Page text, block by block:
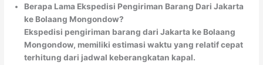
Berapa Lama Ekspedisi Pengiriman Barang Dari Jakarta
ke Bolaang Mongondow?
Ekspedisi pengiriman barang dari Jakarta ke Bolaang
Mongondow, memiliki estimasi waktu yang relatif cepat
terhitung dari jadwal keberangkatan kapal.